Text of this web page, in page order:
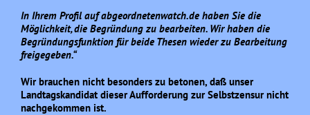
In Ihrem Profil auf abgeordnetenwatch.de haben Sie die
Möglichkeit, die Begründung zu bearbeiten. Wir haben die
Begründungsfunktion für beide Thesen wieder zu Bearbeitung
freigegeben.“
Wir brauchen nicht besonders zu betonen, daß unser
Landtagskandidat dieser Aufforderung zur Selbstzensur nicht
nachgekommen ist.